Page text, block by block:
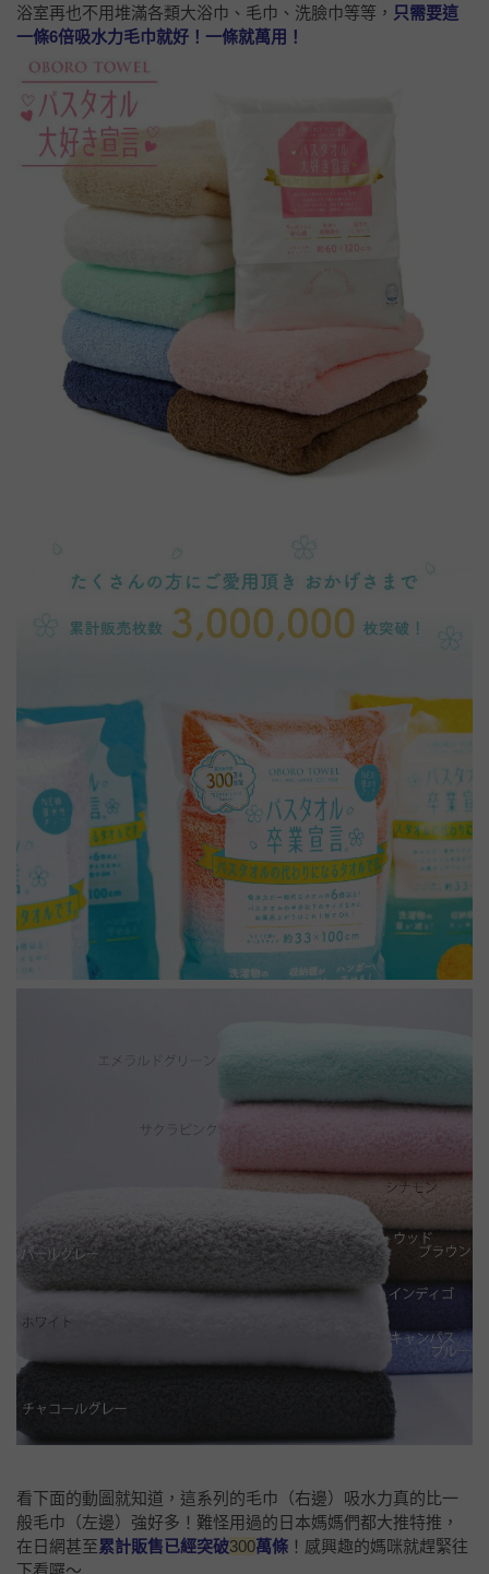
浴室再也不用堆滿各類大浴巾、毛巾、洗臉巾等等， 只需要這
一條6倍吸水力毛巾就好！一條就萬用！
看下面的動圖就知道，這系列的毛巾（右邊）吸水力真的比一
般毛巾（左邊）強好多！難怪用過的日本媽媽們都大推特推，
在日網甚至累計販售已經突破300萬條 ！感興趣的媽咪就趕緊往
下看囉～